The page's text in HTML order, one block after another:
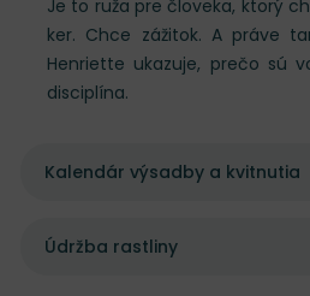
Je to ruža pre človeka, ktorý
ker. Chce zážitok. A práve
Henriette ukazuje, prečo sú
disciplína.
Kalendár výsadby a kvitnutia
Údržba rastliny